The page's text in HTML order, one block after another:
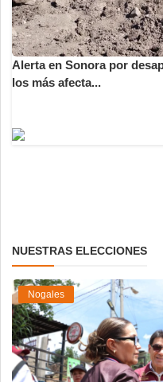
Alerta en Sonora por
los más afecta...
NUESTRAS ELECCIONES
Nogales